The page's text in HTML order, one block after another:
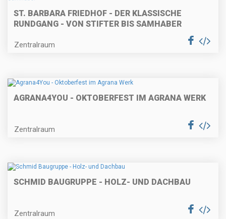
ST. BARBARA FRIEDHOF - DER KLASSISCHE
RUNDGANG - VON STIFTER BIS SAMHABER
Zentralraum
AGRANA4YOU - OKTOBERFEST IM AGRANA WERK
Zentralraum
SCHMID BAUGRUPPE - HOLZ- UND DACHBAU
Zentralraum